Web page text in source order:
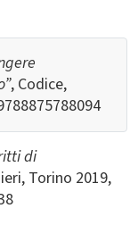
, Codice,
di
Torino 2019,